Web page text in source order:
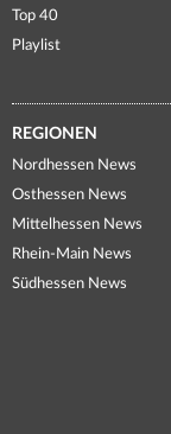
Top 40
Playlist
REGIONEN
Nordhessen News
Osthessen News
Mittelhessen News
Rhein-Main News
Südhessen News